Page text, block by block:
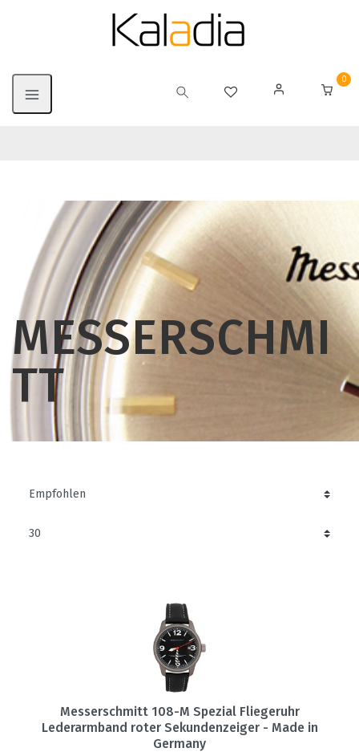
0
MESSERSCHMI
TT
Messerschmitt 108-M Spezial Fliegeruhr
Lederarmband roter Sekundenzeiger - Made in
Germany